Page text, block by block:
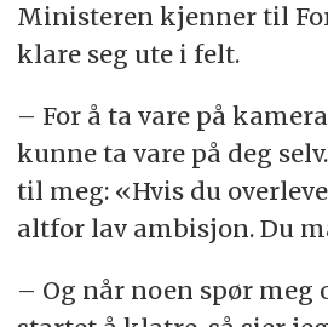
Ministeren kjenner til
klare seg ute i felt.
– For å ta vare på
kunne ta vare på deg
til meg: «Hvis du
altfor lav ambisjon. Du
– Og når noen spør meg